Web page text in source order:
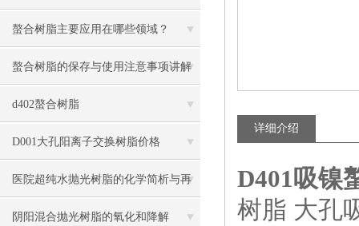
螯合树脂主要应用在哪些领域？
螯合树脂的保存与使用注意事项讲解
d402螯合树脂
D001大孔阳离子交换树脂价格
医院超纯水抛光树脂的化学简析与再
生条件
阴阳混合抛光树脂的氧化和降解
详细介绍
D401吸镍
树脂 大孔